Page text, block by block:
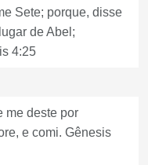
Sete; porque, disse
de Abel;
4:25
me deste por
e comi. Gênesis